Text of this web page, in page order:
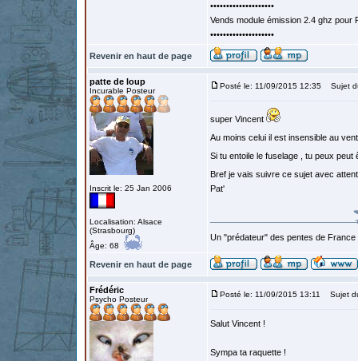
••••••••••••••••••••
Vends module émission 2.4 ghz
••••••••••••••••••••
Revenir en haut de page
patte de loup
Incurable Posteur
Inscrit le: 25 Jan 2006
Localisation: Alsace
(Strasbourg)
Âge: 68
Posté le: 11/09/2015 12:35 Sujet
super Vincent
Au moins celui il est insensible au
Si tu entoile le fuselage , tu peux
Bref je vais suivre ce sujet avec
Pat'
Un "prédateur" des pentes de
Revenir en haut de page
Frédéric
Psycho Posteur
Posté le: 11/09/2015 13:11 Sujet
Salut Vincent !
Sympa ta raquette !